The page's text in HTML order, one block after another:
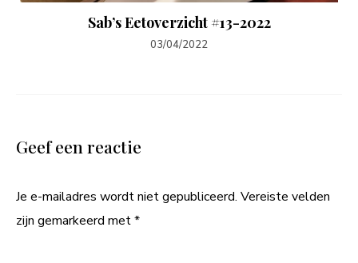
Sab’s Eetoverzicht #13-2022
03/04/2022
Geef een reactie
Je e-mailadres wordt niet gepubliceerd. Vereiste velden
zijn gemarkeerd met*